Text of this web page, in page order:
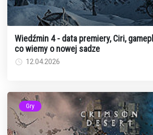
Wiedźmin 4 - data premiery, Ciri,
co wiemy o nowej sadze
12.04.2026
Gry